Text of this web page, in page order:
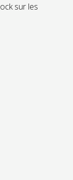
sur les